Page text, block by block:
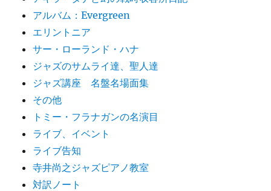
アルバム：Evergreen
エリントニア
サー・ローランド・ハナ
ジャズのサムライ達、聖人達
ジャズ講座 名盤名場面集
その他
トミー・フラナガンの名演目
ライブ、イベント
ライブ告知
寺井尚之ジャズピアノ教室
対訳ノート